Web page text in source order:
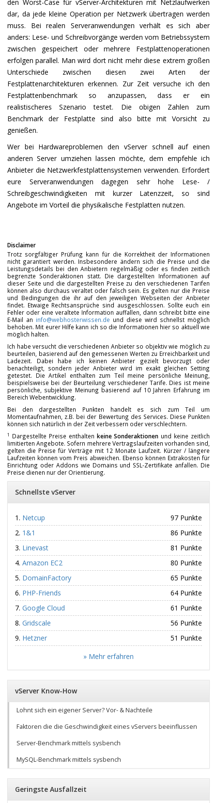
den Worst-Case für vServer-Architekturen mit Netzlaufwerken
dar, da jede kleine Operation per Netzwerk übertragen werden
muss. Bei realen Serveranwendungen verhält es sich aber
anders: Lese- und Schreibvorgänge werden vom Betriebssystem
zwischen gespeichert oder mehrere Festplattenoperationen
erfolgen parallel. Man wird dort nicht mehr diese extrem großen
Unterschiede zwischen diesen zwei Arten der
Festplattenarchitekturen erkennen. Zur Zeit versuche ich den
Festplattenbenchmark so anzupassen, dass er ein
realistischeres Szenario testet. Die obigen Zahlen zum
Benchmark der Festplatte sind also bitte mit Vorsicht zu
genießen.
Wer bei Hardwareproblemen den vServer schnell auf einen
anderen Server umziehen lassen möchte, dem empfehle ich
Anbieter die Netzwerkfestplattensystemen verwenden. Erfordert
eure Serveranwendungen dagegen sehr hohe Lese- /
Schreibgeschwindigkeiten mit kurzer Latenzzeit, so sind
Angebote im Vorteil die physikalische Festplatten nutzen.
Disclaimer
Trotz sorgfältiger Prüfung kann für die Korrektheit der Informationen
nicht garantiert werden. Insbesondere ändern sich die Preise und die
Leistungsdetails bei den Anbietern regelmäßig oder es finden zeitlich
begrenzte Sonderaktionen statt. Die dargestellten Informationen auf
dieser Seite und die dargestellten Preise zu den verschiedenen Tarifen
können also durchaus veraltet oder falsch sein. Es gelten nur die Preise
und Bedingungen die ihr auf den jeweiligen Webseiten der Anbieter
findet. Etwaige Rechtsansprüche sind ausgeschlossen. Sollte euch ein
Fehler oder eine veraltete Information auffallen, dann schreibt bitte eine
E-Mail an info@webhosterwissen.de und diese wird schnellst möglich
behoben. Mit eurer Hilfe kann ich so die Informationen hier so aktuell wie
möglich halten.
Ich habe versucht die verschiedenen Anbieter so objektiv wie möglich zu
beurteilen, basierend auf den gemessenen Werten zu Erreichbarkeit und
Ladezeit. Dabei habe ich keinen Anbieter gezielt bevorzugt oder
benachteiligt, sondern jeder Anbieter wird im exakt gleichen Setting
getestet. Die Artikel enthalten zum Teil meine persönliche Meinung,
beispielsweise bei der Beurteilung verschiedener Tarife. Dies ist meine
persönliche, subjektive Meinung basierend auf 10 Jahren Erfahrung im
Bereich Webentwicklung.
Bei den dargestellten Punkten handelt es sich zum Teil um
Momentaufnahmen, z.B. bei der Bewertung des Services. Diese Punkten
können sich natürlich in der Zeit verbessern oder verschlechtern.
1 Dargestellte Preise enthalten keine Sonderaktionen und keine zeitlich
limitierten Angebote. Sofern mehrere Vertragslaufzeiten vorhanden sind,
gelten die Preise für Verträge mit 12 Monate Laufzeit. Kürzer / längere
Laufzeiten können vom Preis abweichen. Ebenso können Extrakosten für
Einrichtung oder Addons wie Domains und SSL-Zertifikate anfallen. Die
Preise dienen nur der Orientierung.
Schnellste vServer
Netcup
97 Punkte
1&1
86 Punkte
Linevast
81 Punkte
Amazon EC2
80 Punkte
DomainFactory
65 Punkte
PHP-Friends
64 Punkte
Google Cloud
61 Punkte
Gridscale
56 Punkte
Hetzner
51 Punkte
» Mehr erfahren
vServer Know-How
Lohnt sich ein eigener Server? Vor- & Nachteile
Faktoren die die Geschwindigkeit eines vServers beeinflussen
Server-Benchmark mittels sysbench
MySQL-Benchmark mittels sysbench
Geringste Ausfallzeit